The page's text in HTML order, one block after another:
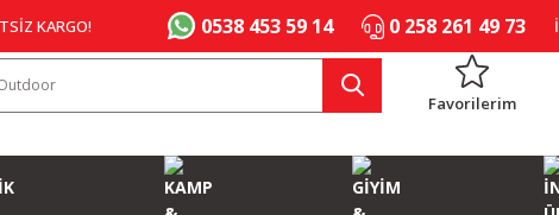
KARGO! 0538 453 59 14 0 258 261 49 73
Favorilerim